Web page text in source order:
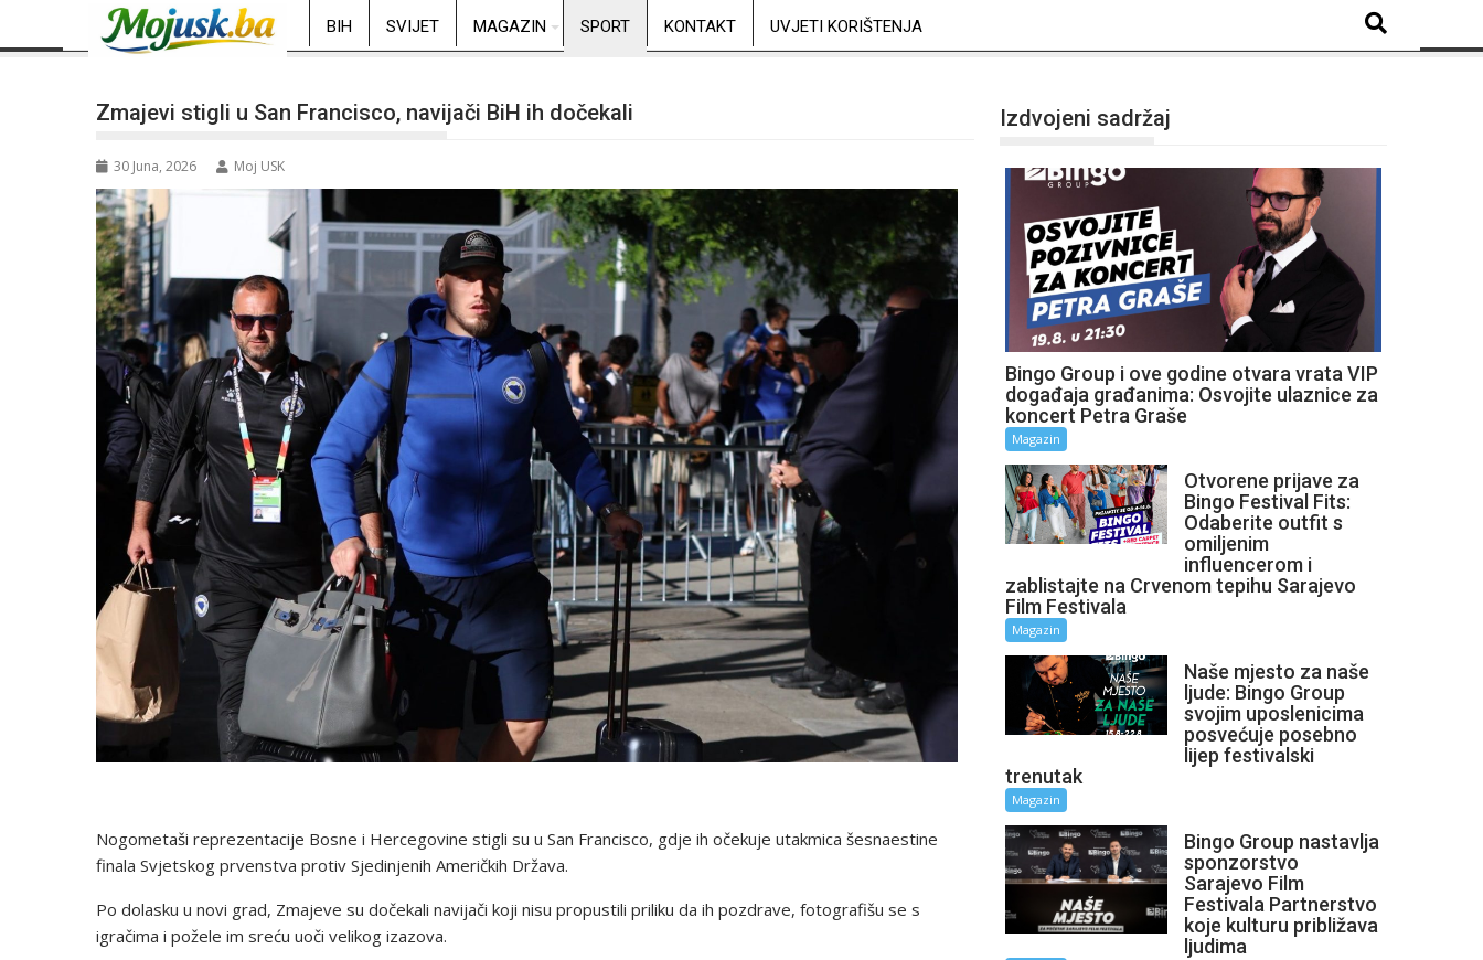
BIH SVIJET MAGAZIN SPORT KONTAKT UVJETI KORIŠTENJA
Zmajevi stigli u San Francisco, navijači BiH ih dočekali
30 Juna, 2026 Moj USK
Nogometaši reprezentacije Bosne i Hercegovine stigli su u San Francisco, gdje ih očekuje utakmica šesnaestine
finala Svjetskog prvenstva protiv Sjedinjenih Američkih Država.
Po dolasku u novi grad, Zmajeve su dočekali navijači koji nisu propustili priliku da ih pozdrave, fotografišu se s
igračima i požele im sreću uoči velikog izazova.
Izdvojeni sadržaj
Bingo Group i ove godine otvara vrata VIP
događaja građanima: Osvojite ulaznice za
koncert Petra Graše
Magazin
Otvorene prijave za
Bingo Festival Fits:
Odaberite outfit s
omiljenim
influencerom i
zablistajte na Crvenom tepihu Sarajevo
Film Festivala
Magazin
Naše mjesto za naše
ljude: Bingo Group
svojim uposlenicima
posvećuje posebno
lijep festivalski
trenutak
Magazin
Bingo Group nastavlja
sponzorstvo
Sarajevo Film
Festivala Partnerstvo
koje kulturu približava
ljudima